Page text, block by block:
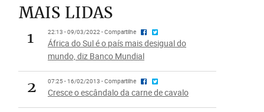
MAIS LIDAS
1
22:13 - 09/03/2022 - Compartilhe
África do Sul é o país mais desigual do
mundo, diz Banco Mundial
2 07:25 - 16/02/2013 - Compartilhe
Cresce o escândalo da carne de cavalo